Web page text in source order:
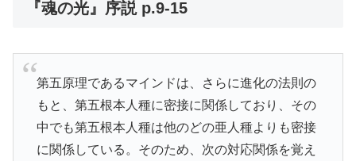
『魂の光』序説 p.9-15
第五原理であるマインドは、さらに進化の法則の
もと、第五根本人種に密接に関係しており、その
中でも第五根本人種は他のどの亜人種よりも密接
に関係している。そのため、次の対応関係を覚え